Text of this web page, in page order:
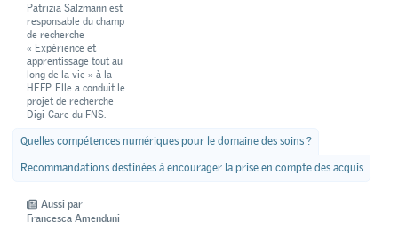
Patrizia Salzmann est
responsable du champ
de recherche
« Expérience et
apprentissage tout au
long de la vie » à la
HEFP. Elle a conduit le
projet de recherche
Digi-Care du FNS.
Quelles compétences numériques pour le domaine des soins ?
Recommandations destinées à encourager la prise en compte des acquis
Aussi par
Francesca Amenduni